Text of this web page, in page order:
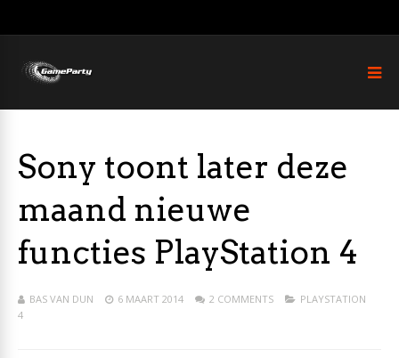
Sony toont later deze
maand nieuwe
functies PlayStation 4
BAS VAN DUN 6 MAART 2014 2 COMMENTS
PLAYSTATION
4